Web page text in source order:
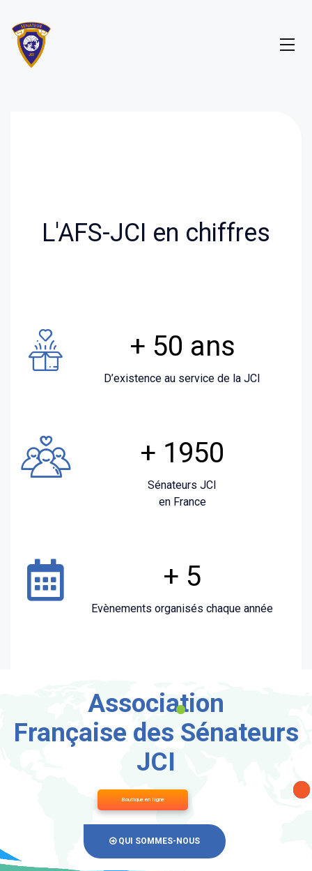
L'AFS-JCI en chiffres
+ 50 ans
D’existence au service de la JCI
+ 1950
Sénateurs JCI
en France
+ 5
Evènements organisés chaque année
Association
Française des Sénateurs
JCI
QUI SOMMES-NOUS
Boutique en ligne